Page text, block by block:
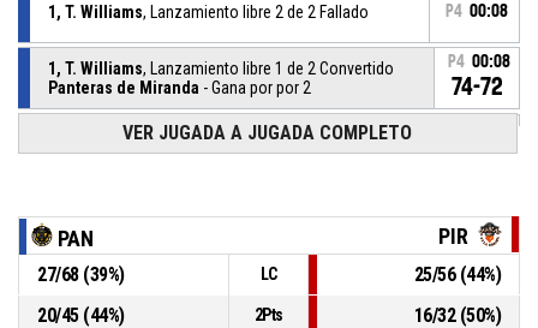
1, T. Williams, Lanzamiento libre 2 de 2 Fallado P4 00:08
1, T. Williams, Lanzamiento libre 1 de 2 Convertido
Panteras de Miranda - Gana por por 2
P4 00:08
74-72
1, T. Williams, Falta recibida
1, J. Suero, Falta personal
21, W. Gómez , Rebote ofensivo P4 00:10
VER JUGADA A JUGADA COMPLETO
PAN PIR
27/68(39%) LC 25/56(44%)
20/45(44%) 2Pts 16/32(50%)